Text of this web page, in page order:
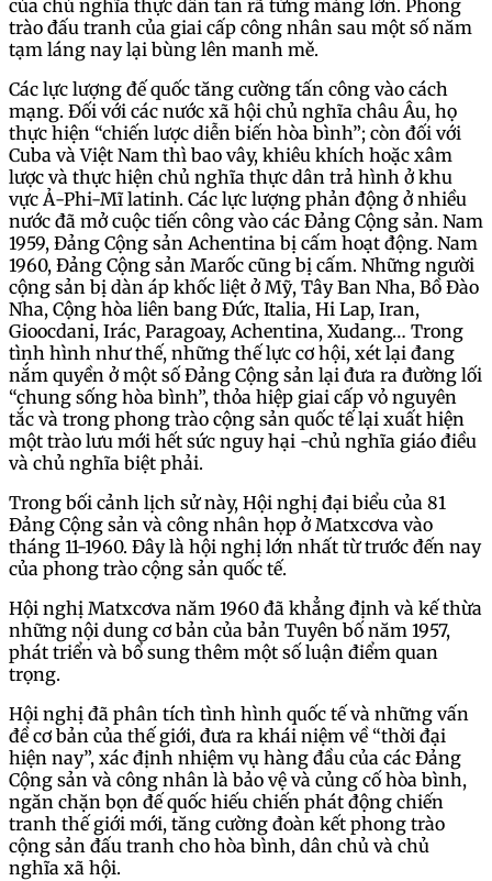
của chủ nghĩa thực dân tan rã từng mảng lớn. Phong
trào đấu tranh của giai cấp công nhân sau một số năm
tạm láng nay lại bùng lên manh mě.
Các lực lượng đế quốc tăng cường tấn công vào cách
mạng. Đối với các nước xã hội chủ nghĩa châu Âu, họ
thực hiện “chiến lược diễn biến hòa bình”; còn đối với
Cuba và Việt Nam thì bao vây, khiêu khích hoặc xâm
lược và thực hiện chủ nghĩa thực dân trả hình ở khu
vực Ả-Phi-Mĩ latinh. Các lực lượng phản động ở nhiều
nước đã mở cuộc tiến công vào các Đảng Cộng sản. Nam
1959, Đảng Cộng sản Achentina bị cấm hoạt động. Nam
1960, Đảng Cộng sản Marốc cũng bị cấm. Những người
cộng sản bị dàn áp khốc liệt ở Mỹ, Tây Ban Nha, Bồ Đào
Nha, Cộng hòa liên bang Đức, Italia, Hi Lap, Iran,
Gioocdani, Irác, Paragoay, Achentina, Xudang… Trong
tình hình như thế, những thế lực cơ hội, xét lại đang
nắm quyền ở một số Đảng Cộng sản lại đưa ra đường lối
“chung sống hòa bình”, thỏa hiệp giai cấp vỏ nguyên
tắc và trong phong trào cộng sản quốc tế lại xuất hiện
một trào lưu mới hết sức nguy hại -chủ nghĩa giáo điều
và chủ nghĩa biệt phải.
Trong bối cảnh lịch sử này, Hội nghị đại biểu của 81
Đảng Cộng sản và công nhân họp ở Matxcơva vào
tháng 11-1960. Đây là hội nghị lớn nhất từ trước đến nay
của phong trào cộng sản quốc tế.
Hội nghị Matxcơva năm 1960 đã khẳng định và kế thừa
những nội dung cơ bản của bản Tuyên bố năm 1957,
phát triển và bổ sung thêm một số luận điểm quan
trọng.
Hội nghị đã phân tích tình hình quốc tế và những vấn
đề cơ bản của thế giới, đưa ra khái niệm về “thời đại
hiện nay”, xác định nhiệm vụ hàng đầu của các Đảng
Cộng sản và công nhân là bảo vệ và củng cố hòa bình,
ngăn chặn bọn đế quốc hiếu chiến phát động chiến
tranh thế giới mới, tăng cường đoàn kết phong trào
cộng sản đấu tranh cho hòa bình, dân chủ và chủ
nghĩa xã hội.